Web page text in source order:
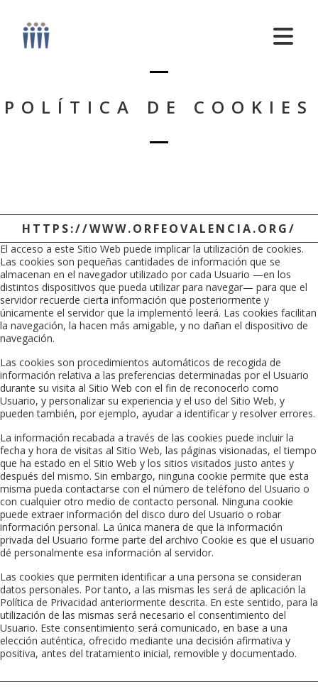
POLÍTICA DE COOKIES
HTTPS://WWW.ORFEOVALENCIA.ORG/
El acceso a este Sitio Web puede implicar la utilización de cookies.
Las cookies son pequeñas cantidades de información que se
almacenan en el navegador utilizado por cada Usuario —en los
distintos dispositivos que pueda utilizar para navegar— para que el
servidor recuerde cierta información que posteriormente y
únicamente el servidor que la implementó leerá. Las cookies facilitan
la navegación, la hacen más amigable, y no dañan el dispositivo de
navegación.
Las cookies son procedimientos automáticos de recogida de
información relativa a las preferencias determinadas por el Usuario
durante su visita al Sitio Web con el fin de reconocerlo como
Usuario, y personalizar su experiencia y el uso del Sitio Web, y
pueden también, por ejemplo, ayudar a identificar y resolver errores.
La información recabada a través de las cookies puede incluir la
fecha y hora de visitas al Sitio Web, las páginas visionadas, el tiempo
que ha estado en el Sitio Web y los sitios visitados justo antes y
después del mismo. Sin embargo, ninguna cookie permite que esta
misma pueda contactarse con el número de teléfono del Usuario o
con cualquier otro medio de contacto personal. Ninguna cookie
puede extraer información del disco duro del Usuario o robar
información personal. La única manera de que la información
privada del Usuario forme parte del archivo Cookie es que el usuario
dé personalmente esa información al servidor.
Las cookies que permiten identificar a una persona se consideran
datos personales. Por tanto, a las mismas les será de aplicación la
Política de Privacidad anteriormente descrita. En este sentido, para la
utilización de las mismas será necesario el consentimiento del
Usuario. Este consentimiento será comunicado, en base a una
elección auténtica, ofrecido mediante una decisión afirmativa y
positiva, antes del tratamiento inicial, removible y documentado.